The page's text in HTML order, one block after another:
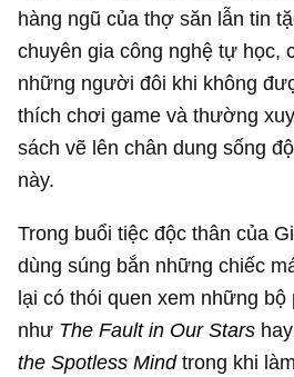
hàng ngũ của thợ săn lẫn tin
chuyên gia công nghệ tự học,
những người đôi khi không
thích chơi game và thường
sách vẽ lên chân dung sống
này.
Trong buổi tiệc độc thân của
dùng súng bắn những chiếc
lại có thói quen xem những bộ
như The Fault in Our Stars
the Spotless Mindtrong khi